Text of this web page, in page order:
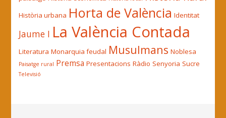
Història urbana Horta de València Identitat
Jaume I La València Contada
Literatura Monarquia feudal Musulmans Noblesa
Paisatge rural Premsa Presentacions Ràdio Senyoria Sucre
Televisió